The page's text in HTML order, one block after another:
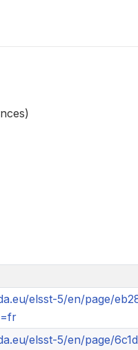
elsst-5/en/page/
elsst-5/en/page/